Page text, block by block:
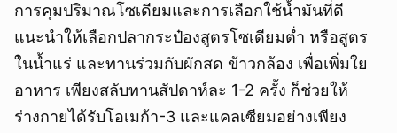
การคุมปริมาณโซเดียมและการเลือกใช้น้ำมันที่ดี
แนะนำให้เลือกปลากระป๋องสูตรโซเดียมต่ำ หรือสูตร
ในน้ำแร่ และทานร่วมกับผักสด ข้าวกล้อง เพื่อเพิ่มใย
อาหาร เพียงสลับทานสัปดาห์ละ 1-2 ครั้ง ก็ช่วยให้
ร่างกายได้รับโอเมก้า-3 และแคลเซียมอย่างเพียง